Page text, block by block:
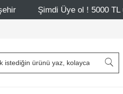
Üye ol ! 5000 TL üzeri ilk